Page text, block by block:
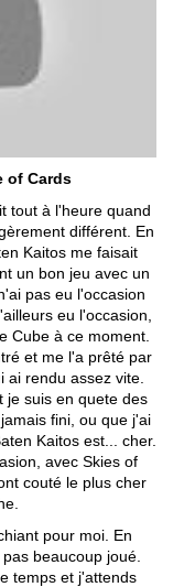
of Cards
tout à l'heure quand
différent. En
Kaitos me faisait
un bon jeu avec un
pas eu l'occasion
eu l'occasion,
Cube à ce moment.
et me l'a prêté par
ai rendu assez vite.
je suis en quete des
fini, ou que j'ai
Kaitos est... cher.
avec Skies of
couté le plus cher
pour moi. En
beaucoup joué.
temps et j'attends